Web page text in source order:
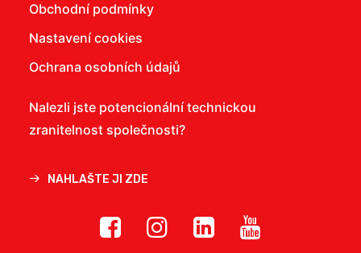
Obchodní podmínky
Nastavení cookies
Ochrana osobních údajů
Nalezli jste potencionální technickou
zranitelnost společnosti?
NAHLAŠTE JI ZDE